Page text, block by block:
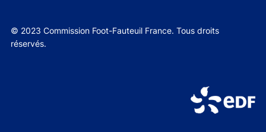
© 2023 Commission Foot-Fauteuil France. Tous droits
réservés.